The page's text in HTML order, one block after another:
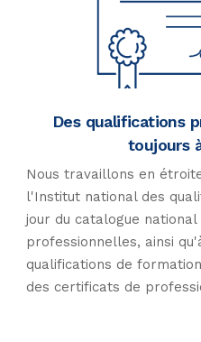
Des qualifications
toujours
Nous travaillons en
l'Institut national des
jour du catalogue
professionnelles, ainsi
qualifications de
des certificats de